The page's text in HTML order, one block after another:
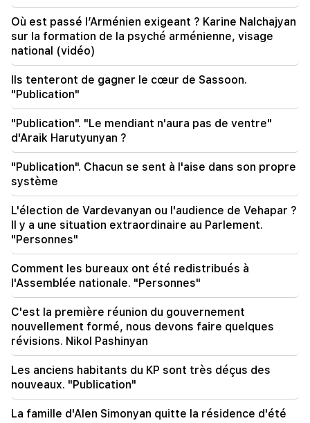
20:00
Le typhon "Delphin" frappe la Chine
19:34
Les Houthis ont attaqué le port d'El-Maha au
Yémen. au moins sept personnes ont été tuées -
19:00
Pour se venger, ils se sont armés et ont tendu
une embuscade au magasin des frères. Les
représailles ont été évitées à Etchmiadzine
18:34
L'Arménie veut élever ses relations avec
Singapour à un niveau qualitativement nouveau
Nous dirons adieu aux températures
supérieures à +35°C pour longtemps. Azizian
17:34
Le temps en Arménie va changer radicalement
La Sainte Église apostolique arménienne a
intenté une action en justice contre le Comité
Où est passé l’Arménien exigeant ? Karine Nalchajyan
sur la formation de la psyché arménienne, visage
national (vidéo)
Ils tenteront de gagner le cœur de Sassoon.
"Publication"
"Publication". "Le mendiant n'aura pas de ventre"
d'Araik Harutyunyan ?
"Publication". Chacun se sent à l'aise dans son propre
système
L'élection de Vardevanyan ou l'audience de Vehapar ?
Il y a une situation extraordinaire au Parlement.
"Personnes"
Comment les bureaux ont été redistribués à
l'Assemblée nationale. "Personnes"
C'est la première réunion du gouvernement
nouvellement formé, nous devons faire quelques
révisions. Nikol Pashinyan
Les anciens habitants du KP sont très déçus des
nouveaux. "Publication"
La famille d'Alen Simonyan quitte la résidence d'été